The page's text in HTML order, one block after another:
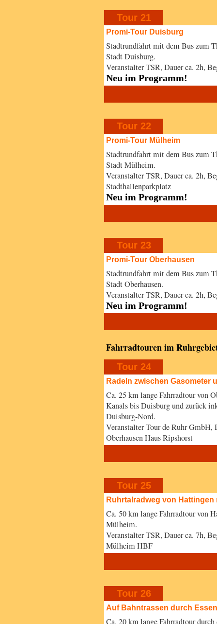
Tour 21
Promi-Tour Duisburg
Stadtrundfahrt mit dem Bus zum
Stadt Duisburg.
Veranstalter TSR, Dauer ca. 2h,
Neu im Programm!
Tour 22
Promi-Tour Mülheim
Stadtrundfahrt mit dem Bus zum
Stadt Mülheim.
Veranstalter TSR, Dauer ca. 2h,
Stadthallenparkplatz
Neu im Programm!
Tour 23
Promi-Tour Oberhausen
Stadtrundfahrt mit dem Bus zum
Stadt Oberhausen.
Veranstalter TSR, Dauer ca. 2h,
Neu im Programm!
Fahrradtouren im
Tour 24
Radeln zwischen Gasometer
Ca. 25 km lange Fahrradtour von
Kanals bis Duisburg und zurück
Duisburg-Nord.
Veranstalter Tour de Ruhr GmbH,
Oberhausen Haus Ripshorst
Tour 25
Ruhrtalradweg von Hattingen
Ca. 50 km lange Fahrradtour von
Mülheim.
Veranstalter TSR, Dauer ca. 7h,
Mülheim HBF
Tour 26
Auf Bahntrassen durch
Ca. 20 km lange Fahrradtour